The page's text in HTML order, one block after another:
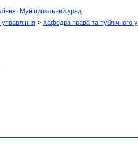
Муніципальний уряд
управління > Кафедра права та публічного